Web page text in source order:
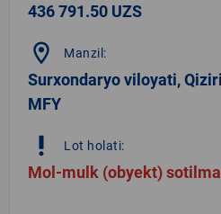
436 791.50 UZS
location_on Manzil:
Surxondaryo viloyati,
MFY
priority_high Lot holati:
Mol-mulk (obyekt)